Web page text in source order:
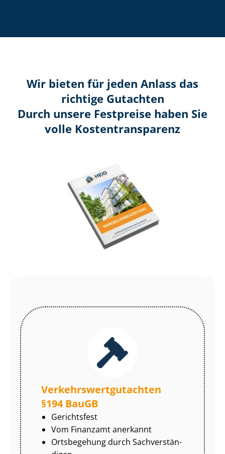
Wir bieten für jeden Anlass das
richtige Gutachten
Durch unsere Festpreise haben Sie
volle Kosten­transparenz
Ver­kehrs­wert­gut­ach­ten
§194 BauGB
Gerichtsfest
Vom Finanzamt anerkannt
Ortsbegehung durch Sach­ver­stän­